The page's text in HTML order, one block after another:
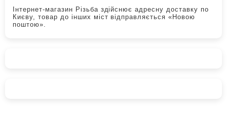
Інтернет-магазин Різьба здійснює адресну доставку по
Києву, товар до інших міст відправляється «Новою
поштою».